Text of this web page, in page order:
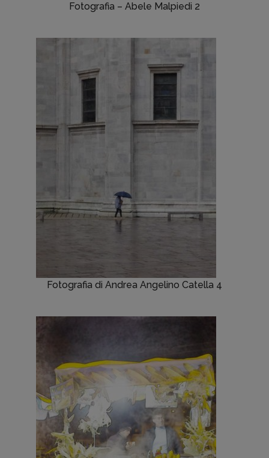
Fotografia – Abele Malpiedi 2
Fotografia di Andrea Angelino Catella 4